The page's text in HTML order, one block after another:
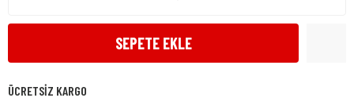
SEPETE EKLE
ÜCRETSİZ KARGO